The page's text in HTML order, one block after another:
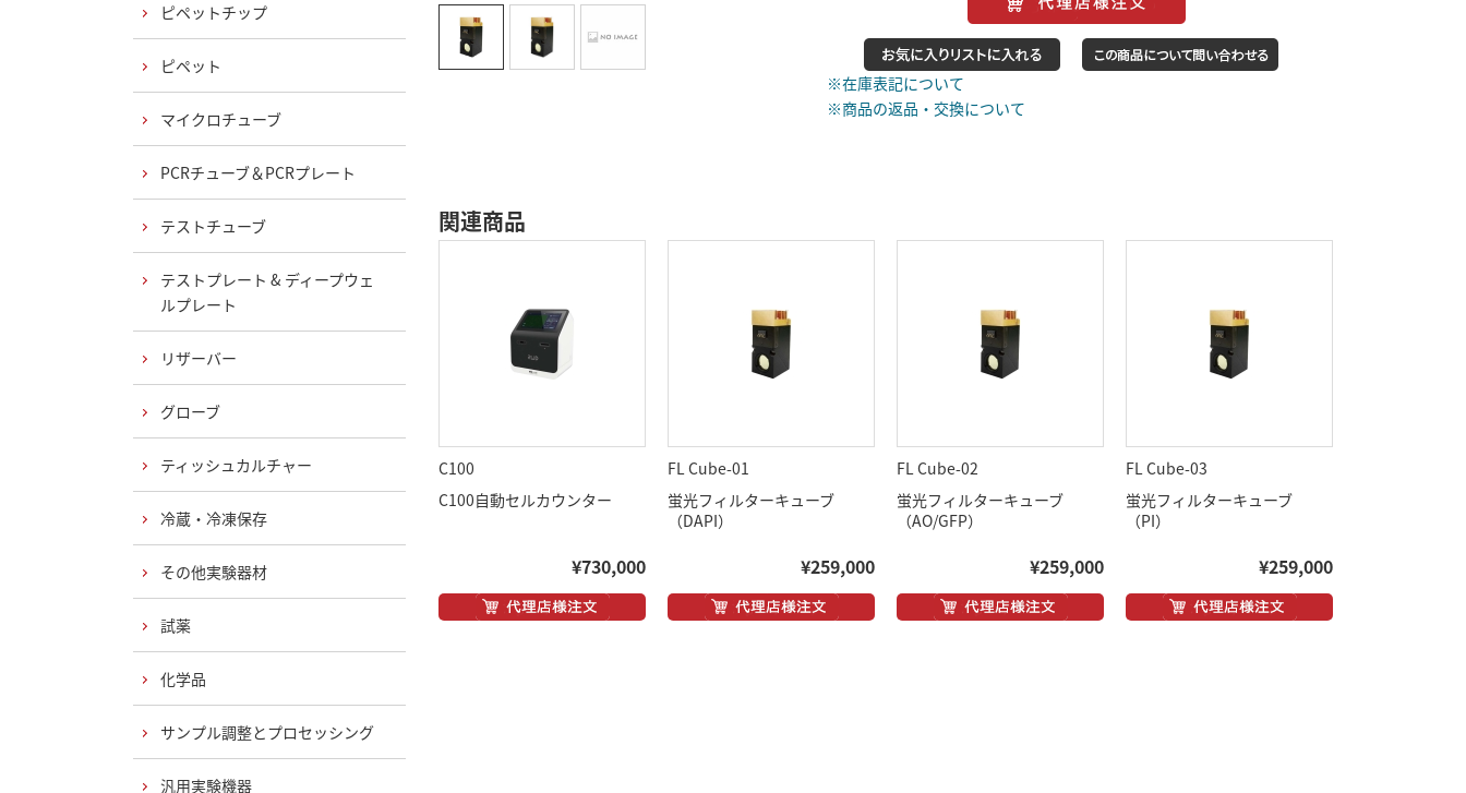
※在庫表記について
※商品の返品・交換について
関連商品
C100
C100自動セルカウンター
¥730,000
FL Cube-01
蛍光フィルターキューブ
（DAPI）
¥259,000
FL Cube-02
蛍光フィルターキューブ
（AO/GFP）
¥259,000
FL Cube-03
蛍光フィルターキューブ
（PI）
¥259,000
ピペットチップ
ピペット
マイクロチューブ
PCRチューブ＆PCRプレート
テストチューブ
テストプレート & ディープウェ
ルプレート
リザーバー
グローブ
ティッシュカルチャー
冷蔵・冷凍保存
その他実験器材
試薬
化学品
サンプル調整とプロセッシング
汎用実験機器